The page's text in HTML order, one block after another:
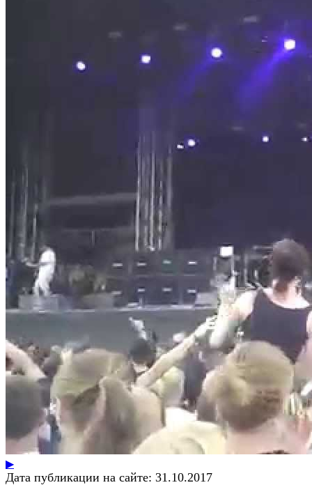
▶
Дата публикации на сайте: 31.10.2017